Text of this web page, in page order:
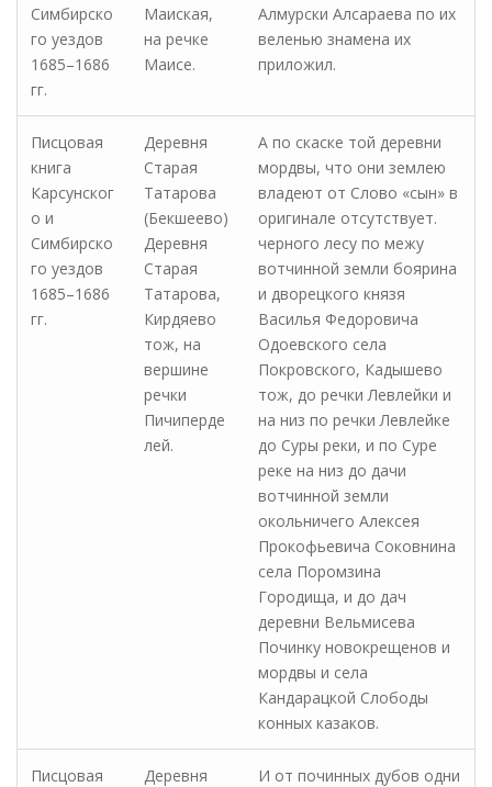
Симбирско
го уездов
1685–1686
гг.
Маиская,
на речке
Маисе.
Алмурски Алсараева по их
веленью знамена их
приложил.
Писцовая
книга
Карсунског
о и
Симбирско
го уездов
1685–1686
гг.
Деревня
Старая
Татарова
(Бекшеево)
Деревня
Старая
Татарова,
Кирдяево
тож, на
вершине
речки
Пичиперде
лей.
А по скаске той деревни
мордвы, что они землею
владеют от Слово «сын» в
оригинале отсутствует.
черного лесу по межу
вотчинной земли боярина
и дворецкого князя
Василья Федоровича
Одоевского села
Покровского, Кадышево
тож, до речки Левлейки и
на низ по речки Левлейке
до Суры реки, и по Суре
реке на низ до дачи
вотчинной земли
окольничего Алексея
Прокофьевича Соковнина
села Поромзина
Городища, и до дач
деревни Вельмисева
Починку новокрещенов и
мордвы и села
Кандарацкой Слободы
конных казаков.
Писцовая
Деревня
И от починных дубов одни